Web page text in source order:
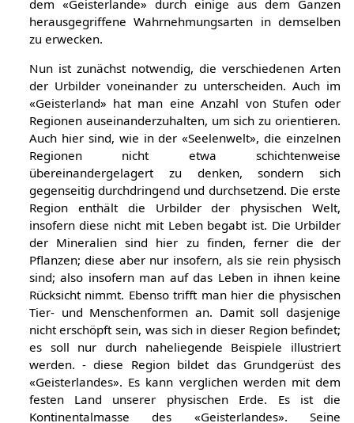
dem «Geisterlande» durch einige aus dem Ganzen
herausgegriffene Wahrnehmungsarten in demselben
zu erwecken.
Nun ist zunächst notwendig, die verschiedenen Arten
der Urbilder voneinander zu unterscheiden. Auch im
«Geisterland» hat man eine Anzahl von Stufen oder
Regionen auseinanderzuhalten, um sich zu orientieren.
Auch hier sind, wie in der «Seelenwelt», die einzelnen
Regionen nicht etwa schichtenweise
übereinandergelagert zu denken, sondern sich
gegenseitig durchdringend und durchsetzend. Die erste
Region enthält die Urbilder der physischen Welt,
insofern diese nicht mit Leben begabt ist. Die Urbilder
der Mineralien sind hier zu finden, ferner die der
Pflanzen; diese aber nur insofern, als sie rein physisch
sind; also insofern man auf das Leben in ihnen keine
Rücksicht nimmt. Ebenso trifft man hier die physischen
Tier- und Menschenformen an. Damit soll dasjenige
nicht erschöpft sein, was sich in dieser Region befindet;
es soll nur durch naheliegende Beispiele illustriert
werden. - diese Region bildet das Grundgerüst des
«Geisterlandes». Es kann verglichen werden mit dem
festen Land unserer physischen Erde. Es ist die
Kontinentalmasse des «Geisterlandes». Seine